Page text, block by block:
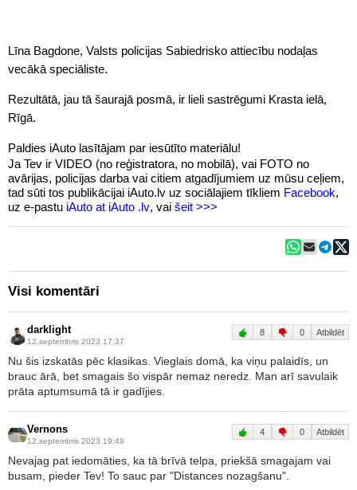
Līna Bagdone, Valsts policijas Sabiedrisko attiecību nodaļas
vecākā speciāliste.
Rezultātā, jau tā šaurajā posmā, ir lieli sastrēgumi Krasta ielā,
Rīgā.
Paldies iAuto lasītājam par iesūtīto materiālu!
Ja Tev ir VIDEO (no reģistratora, no mobilā), vai FOTO no
avārijas, policijas darba vai citiem atgadījumiem uz mūsu ceļiem,
tad sūti tos publikācijai iAuto.lv uz sociālajiem tīkliem Facebook,
uz e-pastu iAuto at iAuto .lv, vai šeit >>>
Visi komentāri
darklight
12.septembris 2023 17:37
8 0 Atbildēt
Nu šis izskatās pēc klasikas. Vieglais domā, ka viņu palaidīs, un
brauc ārā, bet smagais šo vispār nemaz neredz. Man arī savulaik
prāta aptumsumā tā ir gadījies.
Vernons
12.septembris 2023 19:49
4 0 Atbildēt
Nevajag pat iedomāties, ka tā brīvā telpa, priekšā smagajam vai
busam, pieder Tev! To sauc par "Distances nozagšanu".